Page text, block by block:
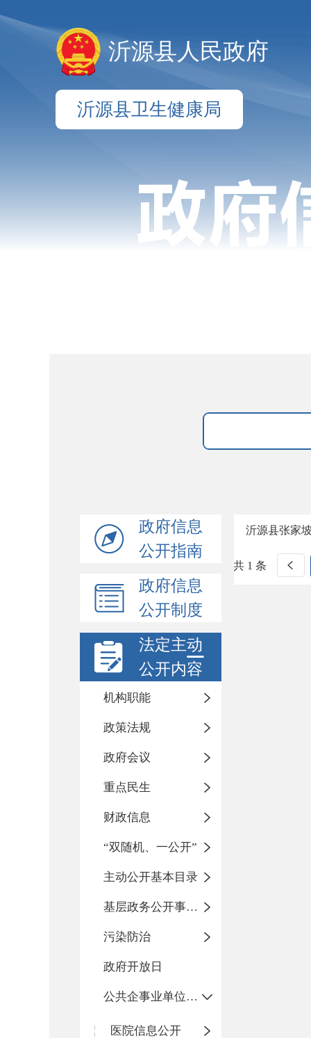
沂源县人民政府
沂源县卫生健康局
政府信息
公开指南
政府信息
公开制度
法定主动
公开内容
机构职能
政策法规
政府会议
重点民生
财政信息
“双随机、一公开”
主动公开基本目录
基层政务公开事项标准目录
污染防治
政府开放日
公共企事业单位信息公开
医院信息公开
沂源县张家
共 1 条